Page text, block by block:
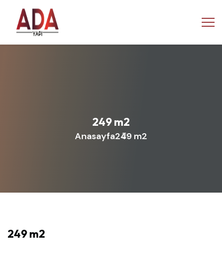
249 m2
Anasayfa249 m2
249 m2